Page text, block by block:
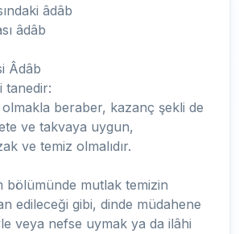
âdâb
âdâb
Âdâb
tanedir:
olmakla beraber, kazanç şekli de
ve takvaya uygun,
ve temiz olmalıdır.
bölümünde mutlak temizin
edileceği gibi, dinde müdahene
veya nefse uymak ya da ilâhi